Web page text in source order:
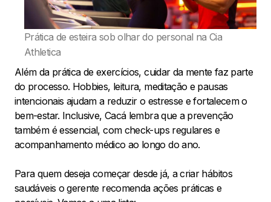
Prática de esteira sob olhar do personal na Cia
Athletica
Além da prática de exercícios, cuidar da mente faz parte
do processo. Hobbies, leitura, meditação e pausas
intencionais ajudam a reduzir o estresse e fortalecem o
bem-estar. Inclusive, Cacá lembra que a prevenção
também é essencial, com check-ups regulares e
acompanhamento médico ao longo do ano.
Para quem deseja começar desde já, a criar hábitos
saudáveis o gerente recomenda ações práticas e